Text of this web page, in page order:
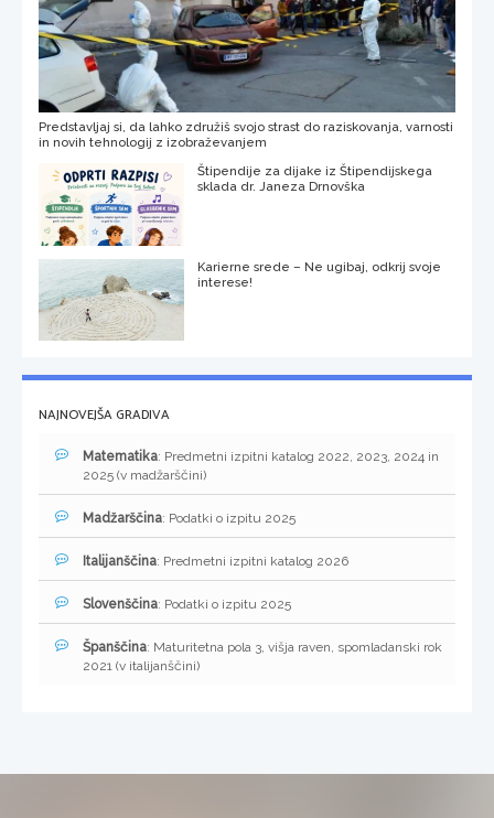
Predstavljaj si, da lahko združiš svojo strast do raziskovanja, varnosti
in novih tehnologij z izobraževanjem
Štipendije za dijake iz Štipendijskega
sklada dr. Janeza Drnovška
Karierne srede – Ne ugibaj, odkrij svoje
interese!
NAJNOVEJŠA GRADIVA
Matematika: Predmetni izpitni katalog 2022, 2023, 2024 in
2025 (v madžarščini)
Madžarščina: Podatki o izpitu 2025
Italijanščina: Predmetni izpitni katalog 2026
Slovenščina: Podatki o izpitu 2025
Španščina: Maturitetna pola 3, višja raven, spomladanski rok
2021 (v italijanščini)